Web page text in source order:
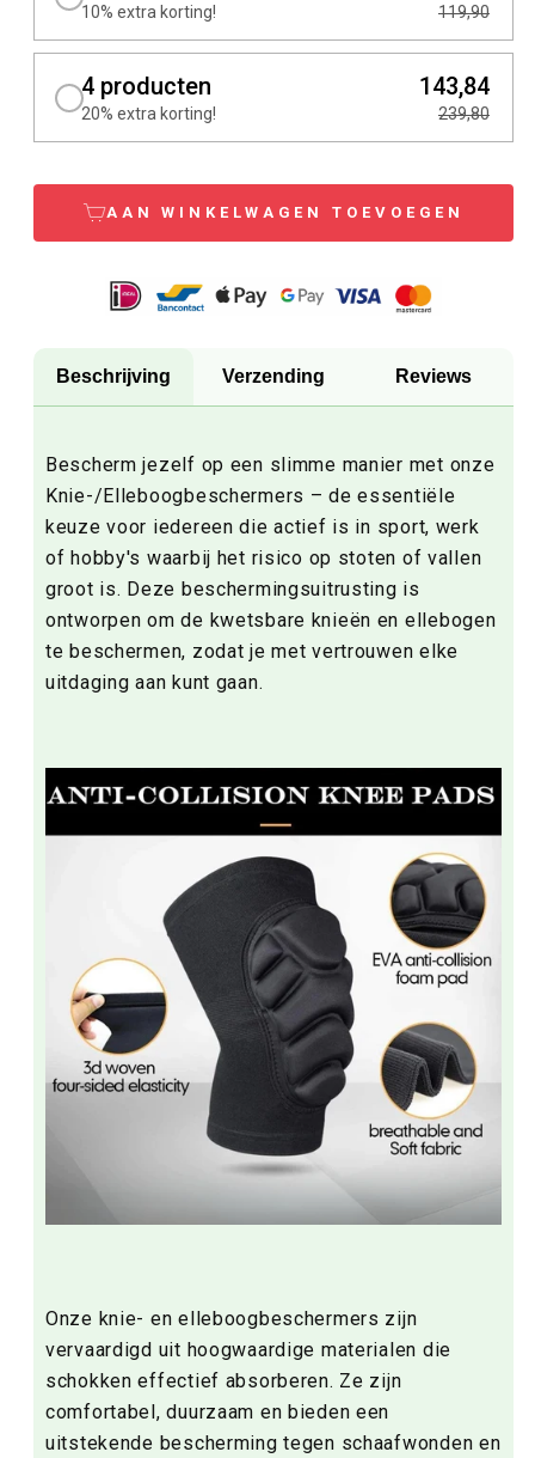
10% extra korting! 119,90
4 producten
20% extra korting!
143,84
239,80
AAN WINKELWAGEN TOEVOEGEN
Beschrijving Verzending Reviews
Bescherm jezelf op een slimme manier met onze
Knie-/Elleboogbeschermers – de essentiële
keuze voor iedereen die actief is in sport, werk
of hobby's waarbij het risico op stoten of vallen
groot is. Deze beschermingsuitrusting is
ontworpen om de kwetsbare knieën en ellebogen
te beschermen, zodat je met vertrouwen elke
uitdaging aan kunt gaan.
Onze knie- en elleboogbeschermers zijn
vervaardigd uit hoogwaardige materialen die
schokken effectief absorberen. Ze zijn
comfortabel, duurzaam en bieden een
uitstekende bescherming tegen schaafwonden en